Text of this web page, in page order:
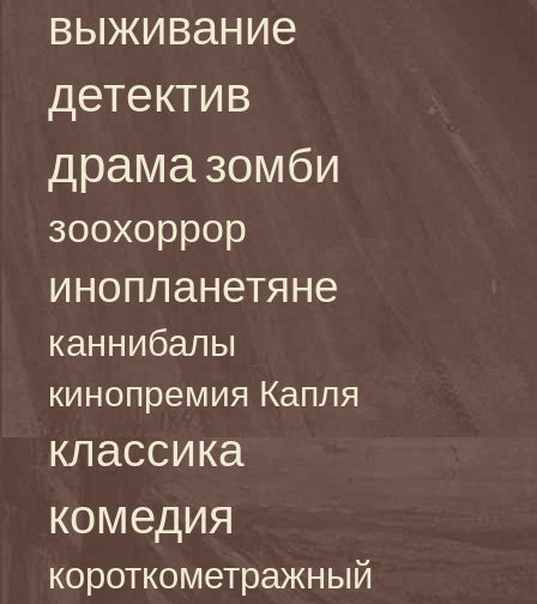
выживание
детектив
драма зомби
зоохоррор
инопланетяне
каннибалы
кинопремия Капля
классика
комедия
короткометражный